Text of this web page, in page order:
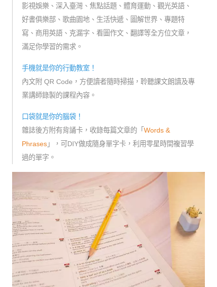
影視娛樂、深入臺灣、焦點話題、體育運動、觀光英語、
好書俱樂部、歌曲園地、生活快遞、圖解世界、專題特
寫、商用英語、克漏字、看圖作文、翻譯等全方位文章，
滿足你學習的需求。
手機就是你的行動教室！
內文附 QR Code，方便讀者隨時掃描，聆聽課文朗讀及專
業講師錄製的課程內容。
口袋就是你的腦袋！
雜誌後方附有背誦卡，收錄每篇文章的「Words &
Phrases 」，可DIY做成隨身單字卡，利用零星時間複習學
過的單字。